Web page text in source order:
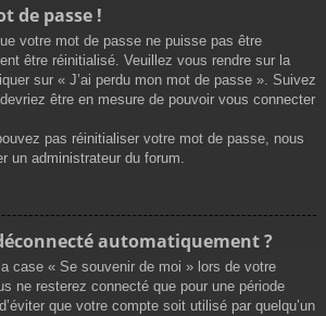
de passe !
votre mot de passe ne puisse pas être
être réinitialisé. Veuillez vous rendre sur la
sur « J’ai perdu mon mot de passe ». Suivez
être en mesure de pouvoir vous connecter
pas réinitialiser votre mot de passe, nous
un administrateur du forum.
automatiquement ?
case « Se souvenir de moi » lors de votre
ne resterez connecté que pour une période
que votre compte soit utilisé par quelqu’un